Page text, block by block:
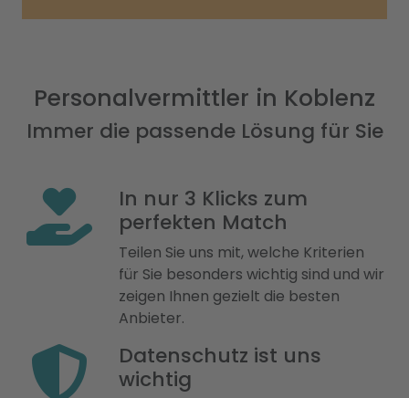
Personalvermittler in Koblenz
Immer die passende Lösung für Sie
In nur 3 Klicks zum
perfekten Match
Teilen Sie uns mit, welche Kriterien
für Sie besonders wichtig sind und wir
zeigen Ihnen gezielt die besten
Anbieter.
Datenschutz ist uns
wichtig